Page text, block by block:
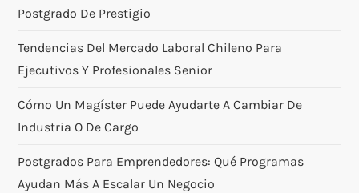
Postgrado De Prestigio
Tendencias Del Mercado Laboral Chileno Para
Ejecutivos Y Profesionales Senior
Cómo Un Magíster Puede Ayudarte A Cambiar De
Industria O De Cargo
Postgrados Para Emprendedores: Qué Programas
Ayudan Más A Escalar Un Negocio